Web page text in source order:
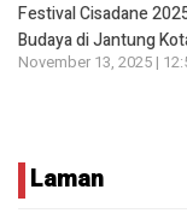
Festival Cisadane
Budaya di Jantung
November 13, 2025 |
Laman